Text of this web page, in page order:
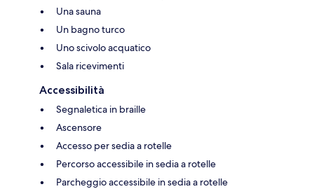
Una sauna
Un bagno turco
Uno scivolo acquatico
Sala ricevimenti
Accessibilità
Segnaletica in braille
Ascensore
Accesso per sedia a rotelle
Percorso accessibile in sedia a rotelle
Parcheggio accessibile in sedia a rotelle